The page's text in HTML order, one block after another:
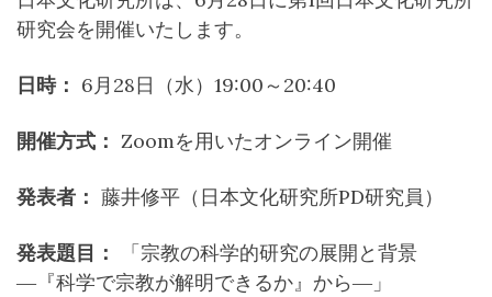
研究会を開催いたします。
日時： 6月28日（水）19:00～20:40
開催方式： Zoomを用いたオンライン開催
発表者： 藤井修平（日本文化研究所PD研究員）
発表題目：
「宗教の科学的研究の展開と背景
―『科学で宗教が解明できるか』から―」